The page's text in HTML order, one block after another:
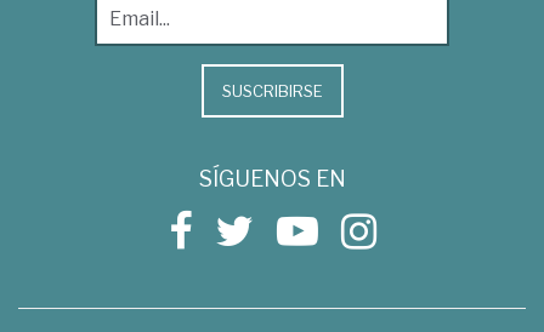
SUSCRIBIRSE
SÍGUENOS EN